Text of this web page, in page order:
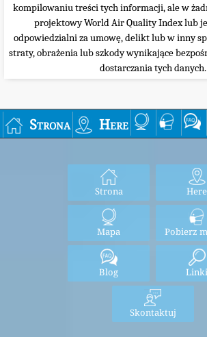
kompilowaniu treści tych informacji, ale w
projektowy World Air Quality Index lub
odpowiedzialni za umowę, delikt lub w inny
straty, obrażenia lub szkody wynikające
dostarczania tych danych.
Strona Here
Strona Here
Mapa Pobierz
Blog Linki
Skontaktuj